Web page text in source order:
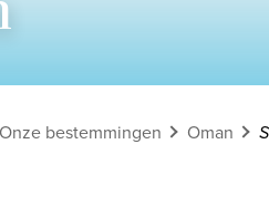
thema's
Onze bestemmingen Oman